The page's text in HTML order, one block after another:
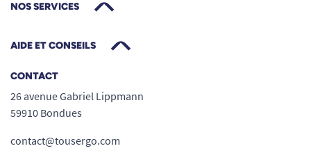
NOS SERVICES
AIDE ET CONSEILS
CONTACT
26 avenue Gabriel Lippmann
59910 Bondues
contact@tousergo.com